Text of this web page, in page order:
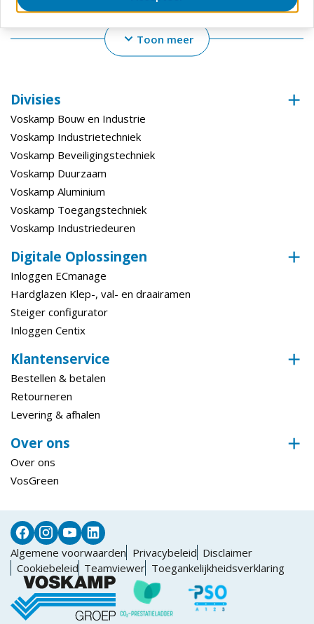
Bewerking
Kleur (basis)
Verpakking
Materiaal
Toon meer
Divisies
Voskamp Bouw en Industrie
Voskamp Industrietechniek
Voskamp Beveiligingstechniek
Voskamp Duurzaam
Voskamp Aluminium
Voskamp Toegangstechniek
Voskamp Industriedeuren
Digitale Oplossingen
Inloggen ECmanage
Hardglazen Klep-, val- en draairamen
Steiger configurator
Inloggen Centix
Klantenservice
Bestellen & betalen
Retourneren
Levering & afhalen
Over ons
Over ons
VosGreen
Algemene voorwaarden Privacybeleid Disclaimer
Cookiebeleid Teamviewer Toegankelijkheidsverklaring